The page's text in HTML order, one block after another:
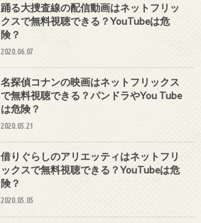
踊る大捜査線の配信動画はネットフリッ
クスで無料視聴できる？YouTubeは危
険？
2020.06.07
名探偵コナンの映画はネットフリックス
で無料視聴できる？パンドラやYou Tube
は危険？
2020.05.21
借りぐらしのアリエッティはネットフリ
ックスで無料視聴できる？YouTubeは危
険？
2020.05.05